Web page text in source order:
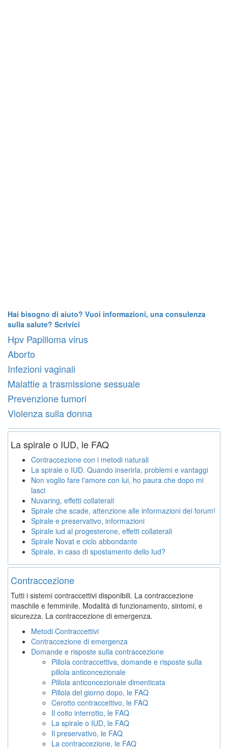
Hai bisogno di aiuto? Vuoi informazioni, una consulenza
sulla salute? Scrivici
Hpv Papilloma virus
Aborto
Infezioni vaginali
Malattie a trasmissione sessuale
Prevenzione tumori
Violenza sulla donna
La spirale o IUD, le FAQ
Contraccezione con i metodi naturali
La spirale o IUD. Quando inserirla, problemi e vantaggi
Non voglio fare l'amore con lui, ho paura che dopo mi
lasci
Nuvaring, effetti collaterali
Spirale che scade, attenzione alle informazioni dei forum!
Spirale e preservativo, informazioni
Spirale iud al progesterone, effetti collaterali
Spirale Novat e ciclo abbondante
Spirale, in caso di spostamento dello Iud?
Contraccezione
Tutti i sistemi contraccettivi disponibili. La contraccezione
maschile e femminile. Modalità di funzionamento, sintomi, e
sicurezza. La contraccezione di emergenza.
Metodi Contraccettivi
Contraccezione di emergenza
Domande e risposte sulla contraccezione
Pillola contraccettiva, domande e risposte sulla
pillola anticoncezionale
Pillola anticoncezionale dimenticata
Pillola del giorno dopo, le FAQ
Cerotto contraccettivo, le FAQ
Il coito interrotto, le FAQ
La spirale o IUD, le FAQ
Il preservativo, le FAQ
La contraccezione, le FAQ